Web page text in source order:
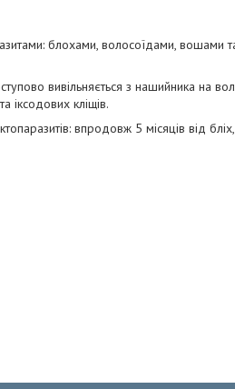
блохами, волосоїдами, вошами
вивільняється з нашийника на
іксодових кліщів.
впродовж 5 місяців від бліх,